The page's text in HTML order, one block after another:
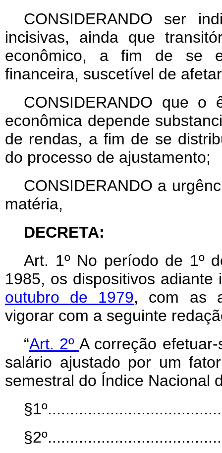
CONSIDERANDO ser
incisivas, ainda que
econômico, a fim de se
financeira, suscetível de
CONSIDERANDO que o
econômica depende
de rendas, a fim de se
do processo de ajustamento;
CONSIDERANDO a
matéria,
DECRETA:
Art. 1º No período de 1º
1985, os dispositivos
outubro de 1979, com as
vigorar com a seguinte
“Art. 2º A correção
salário ajustado por um
semestral do Índice Nacional